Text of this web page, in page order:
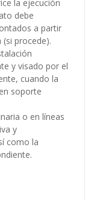
la ejecución
debe
a partir
procede).
y visado por el
cuando la
soporte
o en líneas
y
como la